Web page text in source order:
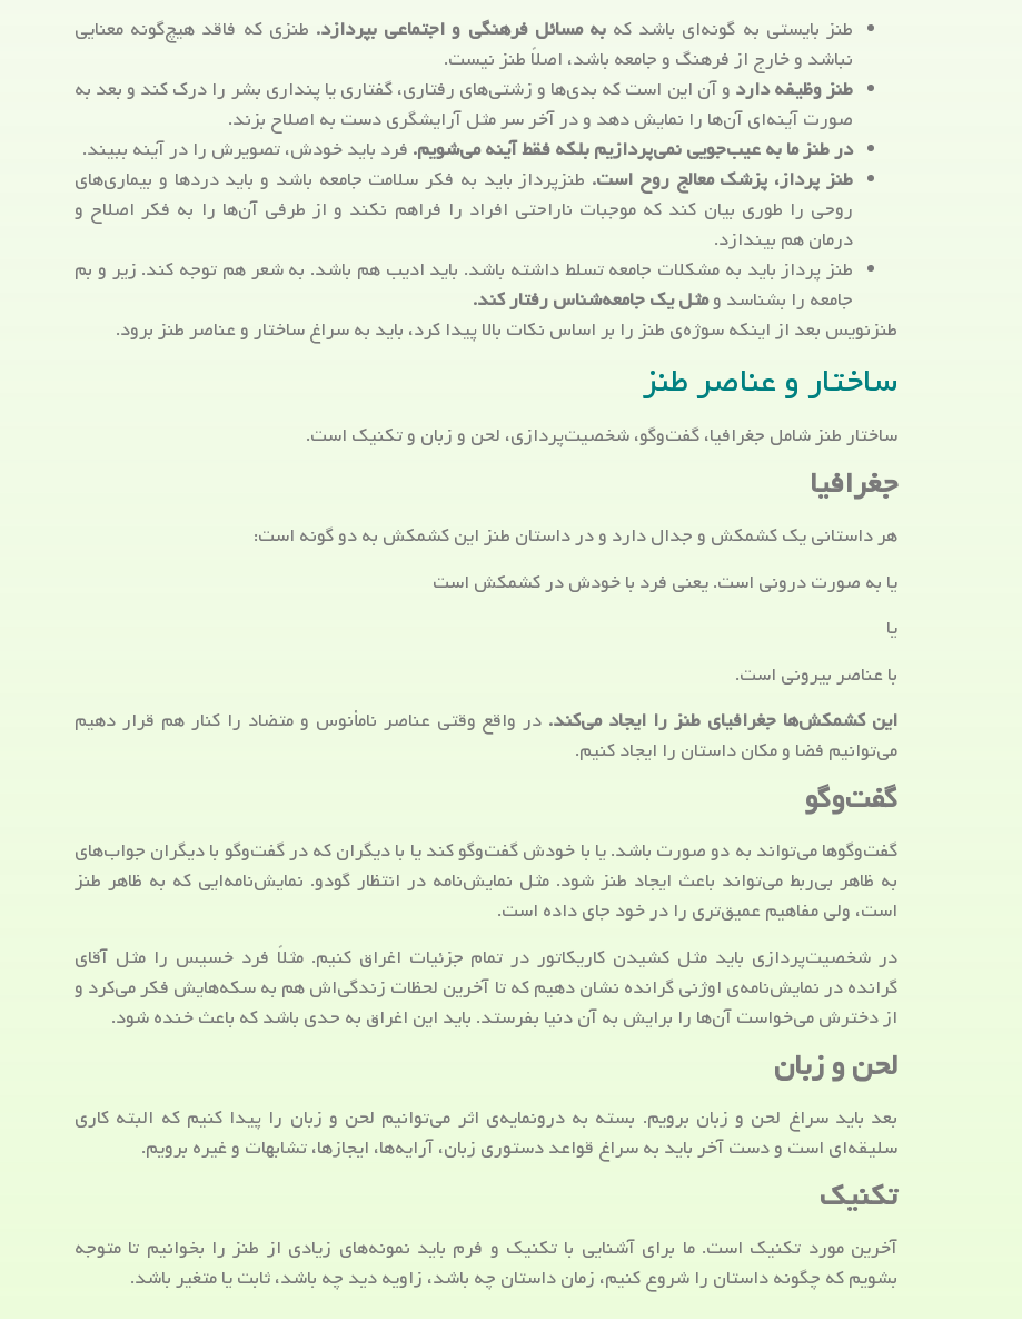
طنز بایستی به گونه‌ای باشد کهبه مسائل فرهنگی و اجتماعی بپردازد. طنزی که فاقد هیچ‌گونه معنایی
نباشد و خارج از فرهنگ و جامعه باشد، اصلاً طنز نیست.
طنز وظیفه دارد و آن این است که بدی‌ها و زشتی‌های رفتاری، گفتاری یا پنداری بشر را درک کند و بعد به
صورت آینه‌ای آن‌ها را نمایش دهد و در آخر سر مثل آرایشگری دست به اصلاح بزند.
در طنز ما به عیب‌جویی نمی‌پردازیم بلکه فقط آینه می‌شویم. فرد باید خودش، تصویرش را در آینه ببیند.
طنز پرداز، پزشک معالج روح است. طنزپرداز باید به فکر سلامت جامعه باشد و باید دردها و بیماری‌های
روحی را طوری بیان کند که موجبات ناراحتی افراد را فراهم نکند و از طرفی آن‌ها را به فکر اصلاح و
درمان هم بیندازد.
طنز پرداز باید به مشکلات جامعه تسلط داشته باشد. باید ادیب هم باشد. به شعر هم توجه کند. زیر و بم
جامعه را بشناسد ومثل یک جامعه‌شناس رفتار کند.
طنزنویس بعد از اینکه سوژه‌ی طنز را بر اساس نکات بالا پیدا کرد، باید به سراغ ساختار و عناصر طنز برود.
ساختار و عناصر طنز
ساختار طنز شامل جغرافیا، گفت‌وگو، شخصیت‌پردازی، لحن و زبان و تکنیک است.
جغرافیا
هر داستانی یک کشمکش و جدال دارد و در داستان طنز این کشمکش به دو گونه است:
یا به صورت درونی است. یعنی فرد با خودش در کشمکش است
یا
با عناصر بیرونی است.
این کشمکش‌ها جغرافیای طنز را ایجاد می‌کند. در واقع وقتی عناصر نامأنوس و متضاد را کنار هم قرار دهیم
می‌توانیم فضا و مکان داستان را ایجاد کنیم.
گفت‌وگو
گفت‌وگوها می‌تواند به دو صورت باشد. یا با خودش گفت‌وگو کند یا با دیگران که در گفت‌وگو با دیگران جواب‌های
به ظاهر بی‌ربط می‌تواند باعث ایجاد طنز شود. مثل نمایش‌نامه در انتظار گودو. نمایش‌نامه‌ایی که به ظاهر طنز
است، ولی مفاهیم عمیق‌تری را در خود جای داده است.
در شخصیت‌پردازی باید مثل کشیدن کاریکاتور در تمام جزئیات اغراق کنیم. مثلاً فرد خسیس را مثل آقای
گرانده در نمایش‌نامه‌ی اوژنی گرانده نشان دهیم که تا آخرین لحظات زندگی‌اش هم به سکه‌هایش فکر می‌کرد و
از دخترش می‌خواست آن‌ها را برایش به آن دنیا بفرستد. باید این اغراق به حدی باشد که باعث خنده شود.
لحن و زبان
بعد باید سراغ لحن و زبان برویم. بسته به درونمایه‌ی اثر می‌توانیم لحن و زبان را پیدا کنیم که البته کاری
سلیقه‌ای است و دست آخر باید به سراغ قواعد دستوری زبان، آرایه‌ها، ایجازها، تشابهات و غیره برویم.
تکنیک
آخرین مورد تکنیک است. ما برای آشنایی با تکنیک و فرم باید نمونه‌های زیادی از طنز را بخوانیم تا متوجه
بشویم که چگونه داستان را شروع کنیم، زمان داستان چه باشد، زاویه‌ دید چه باشد، ثابت یا متغیر باشد.